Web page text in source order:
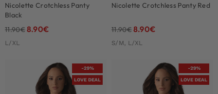
Nicolette Crotchless Panty
Black
11.90€8.90€
L/XL
Nicolette Crotchless Panty Red
11.90€8.90€
S/M, L/XL
-29%
LOVE DEAL
-29%
LOVE DEAL